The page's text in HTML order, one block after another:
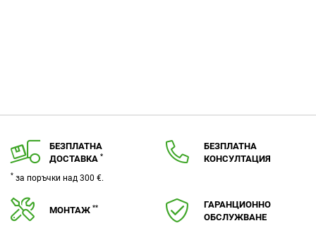
БЕЗПЛАТНА
ДОСТАВКА *
* за поръчки над 300 €.
БЕЗПЛАТНА
КОНСУЛТАЦИЯ
МОНТАЖ **
ГАРАНЦИОННО
ОБСЛУЖВАНЕ